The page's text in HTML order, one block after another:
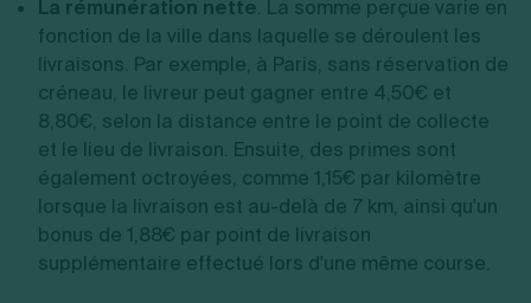
La rémunération nette. La somme perçue varie en
fonction de la ville dans laquelle se déroulent les
livraisons. Par exemple, à Paris, sans réservation de
créneau, le livreur peut gagner entre 4,50€ et
8,80€, selon la distance entre le point de collecte
et le lieu de livraison. Ensuite, des primes sont
également octroyées, comme 1,15€ par kilomètre
lorsque la livraison est au-delà de 7 km, ainsi qu'un
bonus de 1,88€ par point de livraison
supplémentaire effectué lors d'une même course.